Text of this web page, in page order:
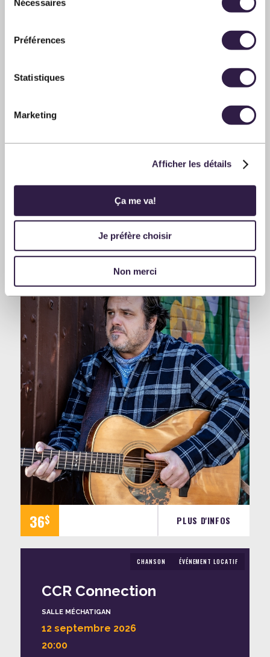
Nécessaires
Préférences
Statistiques
Marketing
Afficher les détails
Ça me va!
Je préfère choisir
Non merci
54$ PLUS D'INFOS
CHANSON
Adam Karch
SALLE MÉCHATIGAN
11 septembre 2026
20:00
36$ PLUS D'INFOS
CHANSON ÉVÉNEMENT LOCATIF
CCR Connection
SALLE MÉCHATIGAN
12 septembre 2026
20:00